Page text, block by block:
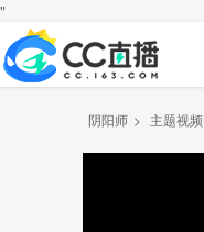
"
阴阳师 > 主题视频